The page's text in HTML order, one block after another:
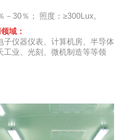
30％； 照度：≥300Lux。
域：
仪器仪表、计算机房、半导体
工业、光刻、微机制造等等领